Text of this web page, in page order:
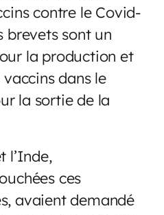
contre le Covid-
brevets sont un
la production et
dans le
la sortie de la
l’Inde,
ces
avaient demandé